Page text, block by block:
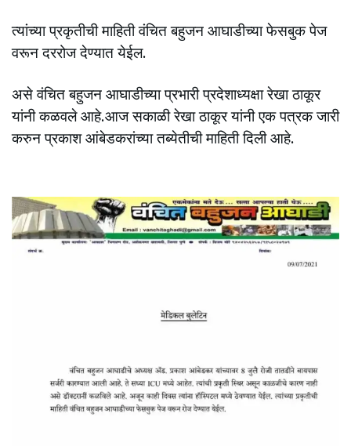
त्यांच्या प्रकृतीची माहिती वंचित बहुजन आघाडीच्या फेसबुक पेज
वरून दररोज देण्यात येईल.
असे वंचित बहुजन आघाडीच्या प्रभारी प्रदेशाध्यक्षा रेखा ठाकूर
यांनी कळवले आहे.आज सकाळी रेखा ठाकूर यांनी एक पत्रक जारी
करुन प्रकाश आंबेडकरांच्या तब्येतीची माहिती दिली आहे.